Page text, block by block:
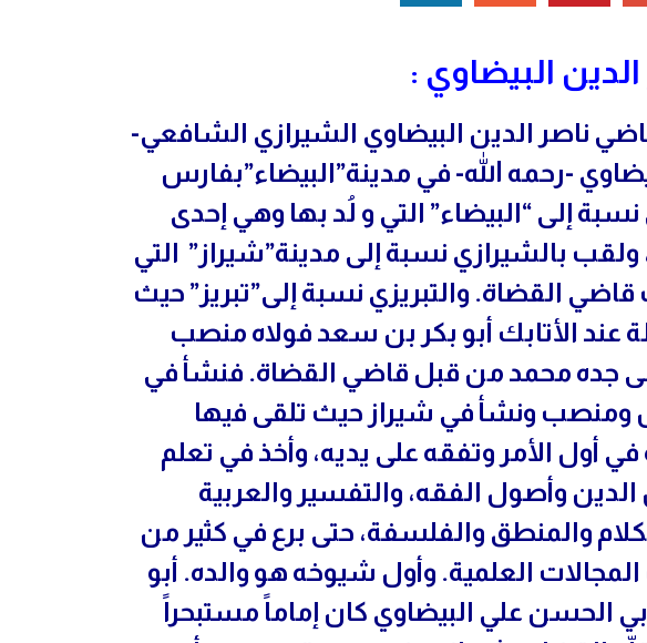
البيضاوي :
ناصر الدين البيضاوي الشيرازي الشافعي-
-رحمه الله- في مدينة”البيضاء”بفارس
إلى “البيضاء” التي و لُد بها وهي إحدى
بالشيرازي نسبة إلى مدينة”شيراز” التي
القضاة. والتبريزي نسبة إلى”تبريز” حيث
عند الأتابك أبو بكر بن سعد فولاه منصب
جده محمد من قبل قاضي القضاة. فنشأ في
ونشأ في شيراز حيث تلقى فيها
أول الأمر وتفقه على يديه، وأخذ في تعلم
وأصول الفقه، والتفسير والعربية
والمنطق والفلسفة، حتى برع في كثير من
العلمية. وأول شيوخه هو والده. أبو
الحسن علي البيضاوي كان إماماً مستبحراً